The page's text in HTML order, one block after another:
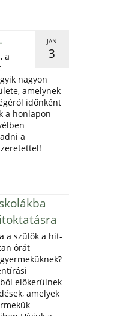
JAN
3
a
nagyon
amelynek
időnként
a honlapon
a
a szülők a hit-
órát
előkerülnek
amelyek